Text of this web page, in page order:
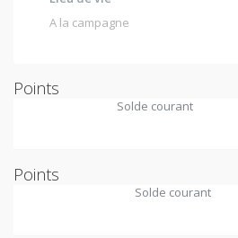
A la campagne
Points
Solde courant
Points
Solde courant